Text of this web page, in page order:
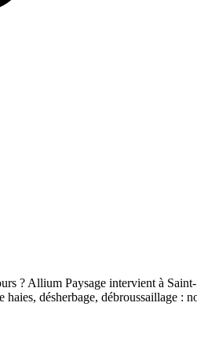
? Allium Paysage intervient à
désherbage, débroussaillage :